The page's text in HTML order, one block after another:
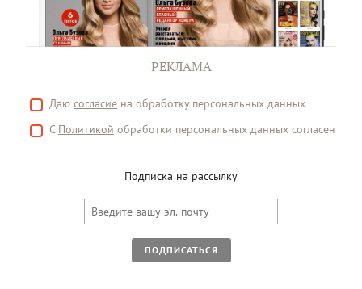
РЕКЛАМА
Даю согласие на обработку персональных данных
С Политикой обработки персональных данных согласен
Подписка на рассылку
ПОДПИСАТЬСЯ